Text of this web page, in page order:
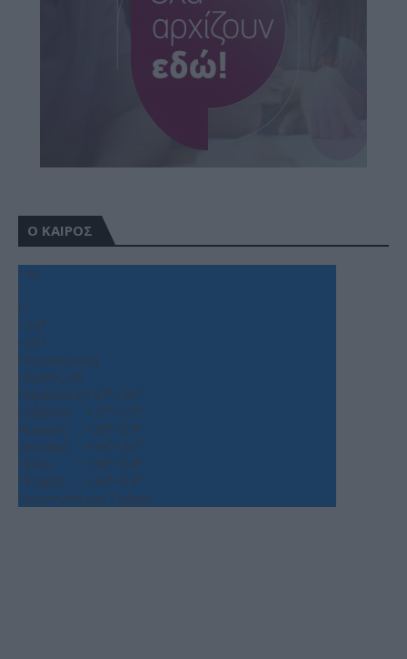
Ο ΚΑΙΡΟΣ
+34
°
C
+34°
+25°
Θεσσαλονίκη
Πέμπτη, 06
Παρασκευή+37°+26°
Σάββατο
+37°+25°
Κυριακή
+38°+27°
Δευτέρα
+34°+26°
Τρίτη
+36°+24°
Τετάρτη
+36°+24°
Πρόγνωση για 7 μέρες